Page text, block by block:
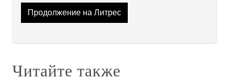
Продолжение на Литрес
Читайте также